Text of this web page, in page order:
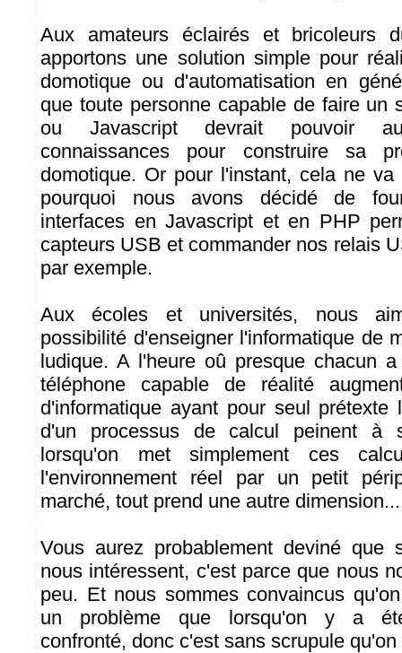
Aux amateurs éclairés et bricoleurs
apportons une solution simple pour
domotique ou d'automatisation en
que toute personne capable de faire un
ou Javascript devrait pouvoir
connaissances pour construire sa
domotique. Or pour l'instant, cela ne
pourquoi nous avons décidé de
interfaces en Javascript et en PHP
capteurs USB et commander nos relais
par exemple.
Aux écoles et universités, nous
possibilité d'enseigner l'informatique de
ludique. A l'heure oû presque chacun
téléphone capable de réalité
d'informatique ayant pour seul prétexte
d'un processus de calcul peinent à
lorsqu'on met simplement ces
l'environnement réel par un petit
marché, tout prend une autre dimension...
Vous aurez probablement deviné que
nous intéressent, c'est parce que nous
peu. Et nous sommes convaincus
un problème que lorsqu'on y a été
confronté, donc c'est sans scrupule